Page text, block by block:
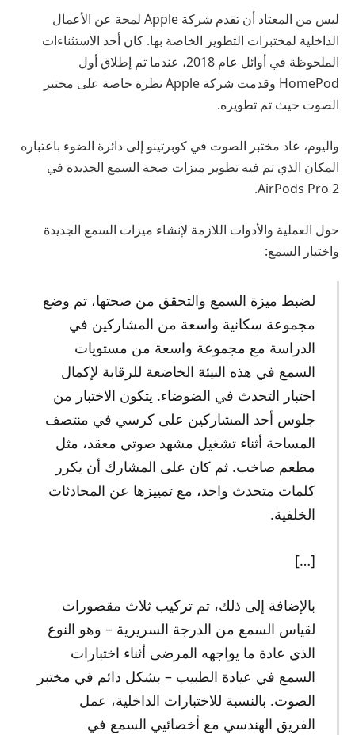
ليس من المعتاد أن تقدم شركة Apple لمحة عن الأعمال
الداخلية لمختبرات التطوير الخاصة بها. كان أحد الاستثناءات
الملحوظة في أوائل عام 2018، عندما تم إطلاق أول
HomePod وقدمت شركة Apple نظرة خاصة على مختبر
الصوت حيث تم تطويره.
واليوم، عاد مختبر الصوت في كوبرتينو إلى دائرة الضوء باعتباره
المكان الذي تم فيه تطوير ميزات صحة السمع الجديدة في
AirPods Pro 2.
حول العملية والأدوات اللازمة لإنشاء ميزات السمع الجديدة
واختبار السمع:
لضبط ميزة السمع والتحقق من صحتها، تم وضع
مجموعة سكانية واسعة من المشاركين في
الدراسة مع مجموعة واسعة من مستويات
السمع في هذه البيئة الخاضعة للرقابة لإكمال
اختبار التحدث في الضوضاء. يتكون الاختبار من
جلوس أحد المشاركين على كرسي في منتصف
المساحة أثناء تشغيل مشهد صوتي معقد، مثل
مطعم صاخب. ثم كان على المشارك أن يكرر
كلمات متحدث واحد، مع تمييزها عن المحادثات
الخلفية.
[…]
بالإضافة إلى ذلك، تم تركيب ثلاث مقصورات
لقياس السمع من الدرجة السريرية – وهو النوع
الذي عادة ما يواجهه المرضى أثناء اختبارات
السمع في عيادة الطبيب – بشكل دائم في مختبر
الصوت. بالنسبة للاختبارات الداخلية، عمل
الفريق الهندسي مع أخصائيي السمع في